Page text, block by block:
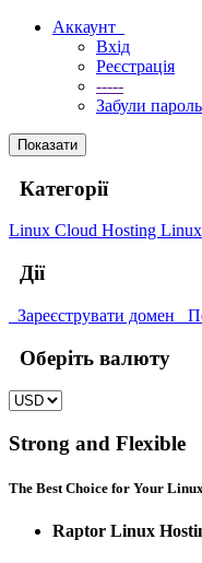
Аккаунт
Вхід
Реєстрація
-----
Забули
Показати
Категорії
Linux Cloud Hosting
Дії
Зареєструвати домен
Оберіть валюту
Strong and Flexible
The Best Choice for Your
Raptor Linux